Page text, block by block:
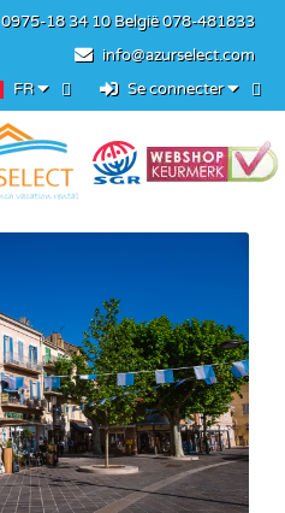
0975-18 34 10België078-481833
info@azurselect.com
FR
Se connecter